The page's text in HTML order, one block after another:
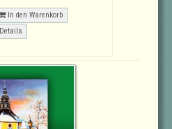
In den Warenkorb
Details